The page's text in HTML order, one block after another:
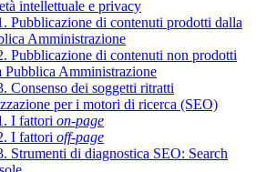
intellettuale e privacy
Pubblicazione di contenuti prodotti dalla
Amministrazione
Pubblicazione di contenuti non prodotti
Pubblica Amministrazione
Consenso dei soggetti ritratti
per i motori di ricerca (SEO)
I fattori on-page
I fattori off-page
Strumenti di diagnostica SEO: Search